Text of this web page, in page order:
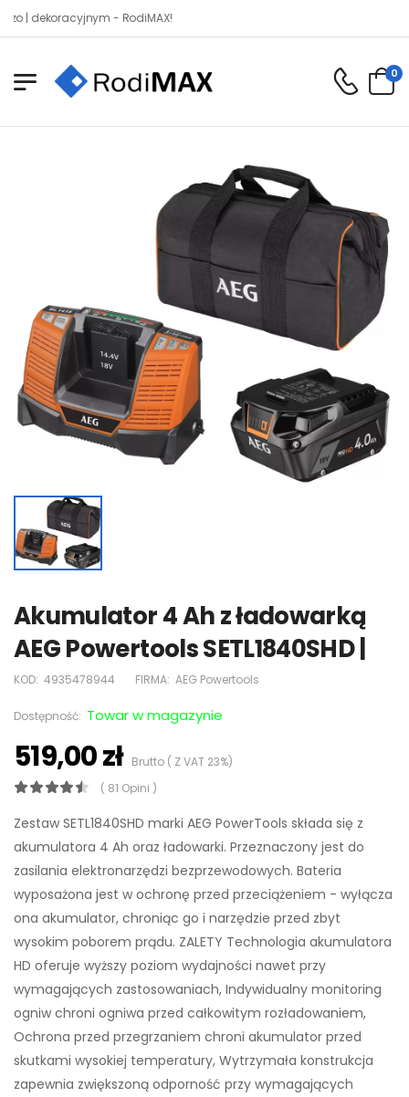
- RodiMAX!
0
Akumulator 4 Ah z ładowarką
AEG Powertools SETL1840SHD |
KOD: 4935478944 FIRMA: AEG Powertools
Dostępność: Towar w magazynie
519,00 złBrutto ( Z VAT 23%)
( 81 Opini )
Zestaw SETL1840SHD marki AEG PowerTools składa się z
akumulatora 4 Ah oraz ładowarki. Przeznaczony jest do
zasilania elektronarzędzi bezprzewodowych. Bateria
wyposażona jest w ochronę przed przeciążeniem - wyłącza
ona akumulator, chroniąc go i narzędzie przed zbyt
wysokim poborem prądu. ZALETY Technologia akumulatora
HD oferuje wyższy poziom wydajności nawet przy
wymagających zastosowaniach, Indywidualny monitoring
ogniw chroni ogniwa przed całkowitym rozładowaniem,
Ochrona przed przegrzaniem chroni akumulator przed
skutkami wysokiej temperatury, Wytrzymała konstrukcja
zapewnia zwiększoną odporność przy wymagających